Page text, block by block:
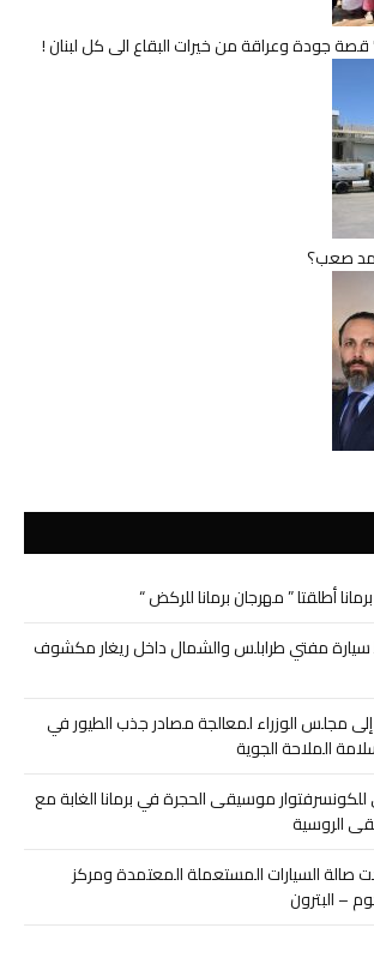
قصة جودة وعراقة من خيرات البقاع الى كل لبنان !
صعب؟
أطلقتا ” مهرجان برمانا للركض “
سيارة مفتي طرابلس والشمال داخل ريغار مكشوف
مجلس الوزراء لمعالجة مصادر جذب الطيور في
الملاحة الجوية
موسيقى الحجرة في برمانا الغابة مع
الروسية
صالة السيارات المستعملة المعتمدة ومركز
– البترون